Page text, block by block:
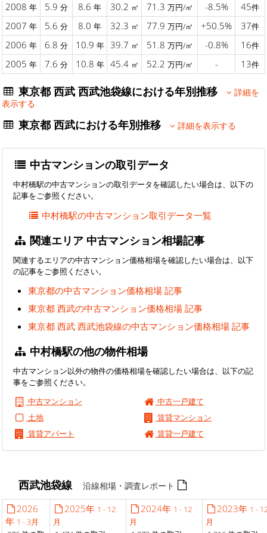
2008 年 5.9 分 8.6 年 30.2 ㎡ 71.3 万円/㎡ -8.5% 45件
2007 年 5.6 分 8.0 年 32.3 ㎡ 77.9 万円/㎡ +50.5% 37件
2006 年 6.8 分 10.9 年 39.7 ㎡ 51.8 万円/㎡ -0.8% 16件
2005 年 7.6 分 10.8 年 45.4 ㎡ 52.2 万円/㎡ - 13件
東京都 西武 西武池袋線における年別推移
詳細を
表示する
東京都 西武における年別推移 詳細を表示する
中古マンションの取引データ
中村橋駅の中古マンションの取引データを確認したい場合は、以下の
記事をご参照ください。
中村橋駅の中古マンション取引データ一覧
関連エリア 中古マンション相場記事
関連するエリアの中古マンション価格相場を確認したい場合は、以下
の記事をご参照ください。
東京都の中古マンション価格相場 記事
東京都 西武の中古マンション価格相場 記事
東京都 西武 西武池袋線の中古マンション価格相場 記事
中村橋駅の他の物件相場
中古マンション以外の物件の価格相場を確認したい場合は、以下の記
事をご参照ください。
中古マンション
中古一戸建て
土地
賃貸マンション
賃貸アパート
賃貸一戸建て
西武池袋線沿線相場・調査レポート
2026
年 1 - 3月
2025年 1 - 12
月
2024年 1 - 12
月
2023年 1 -
月